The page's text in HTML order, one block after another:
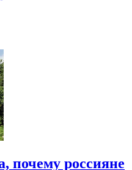
почему россияне